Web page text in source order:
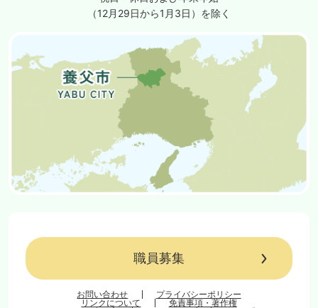
（12月29日から1月3日）を除く
職員募集
お問い合わせ
プライバシーポリシー
リンクについて
免責事項・著作権